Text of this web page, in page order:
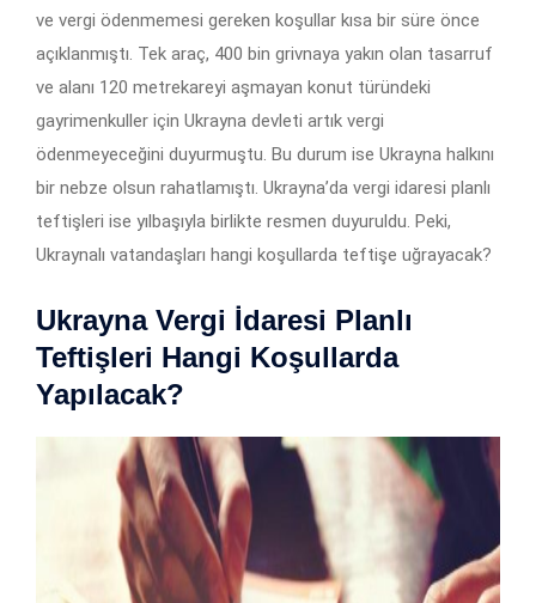
ve vergi ödenmemesi gereken koşullar kısa bir süre önce
açıklanmıştı. Tek araç, 400 bin grivnaya yakın olan tasarruf
ve alanı 120 metrekareyi aşmayan konut türündeki
gayrimenkuller için Ukrayna devleti artık vergi
ödenmeyeceğini duyurmuştu. Bu durum ise Ukrayna halkını
bir nebze olsun rahatlamıştı. Ukrayna’da vergi idaresi planlı
teftişleri ise yılbaşıyla birlikte resmen duyuruldu. Peki,
Ukraynalı vatandaşları hangi koşullarda teftişe uğrayacak?
Ukrayna Vergi İdaresi Planlı
Teftişleri Hangi Koşullarda
Yapılacak?